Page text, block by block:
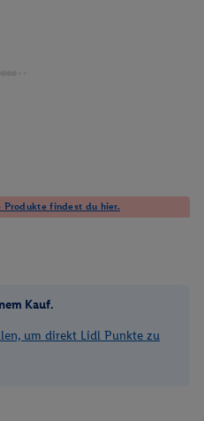
findest du hier.
Kauf.
um direkt Lidl Punkte zu